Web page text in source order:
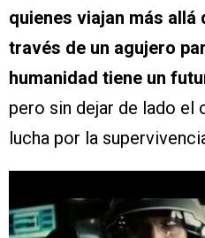
quienes viajan más allá
través de un agujero
humanidad tiene un
pero sin dejar de lado el
lucha por la